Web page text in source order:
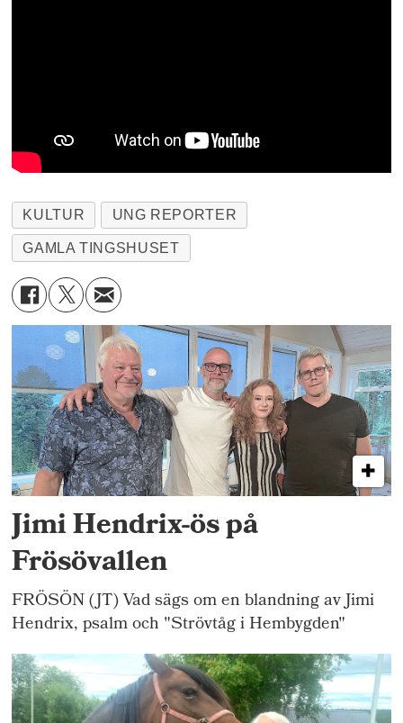
KULTUR UNG REPORTER
GAMLA TINGSHUSET
Jimi Hendrix-ös på
Frösövallen
FRÖSÖN (JT) Vad sägs om en blandning av Jimi
Hendrix, psalm och "Strövtåg i Hembygden"